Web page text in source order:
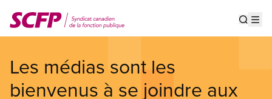
au
contenu
Les médias sont les
bienvenus à se joindre aux